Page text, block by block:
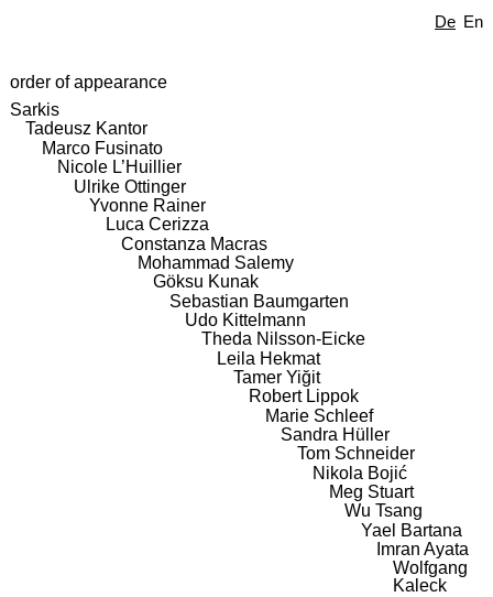
De En
order of appearance
Sarkis
Tadeusz Kantor
Marco Fusinato
Nicole L’Huillier
Ulrike Ottinger
Yvonne Rainer
Luca Cerizza
Constanza Macras
Mohammad Salemy
Göksu Kunak
Sebastian Baumgarten
Udo Kittelmann
Theda Nilsson-Eicke
Leila Hekmat
Tamer Yiğit
Robert Lippok
Marie Schleef
Sandra Hüller
Tom Schneider
Nikola Bojić
Meg Stuart
Wu Tsang
Yael Bartana
Imran Ayata
Wolfgang
Kaleck